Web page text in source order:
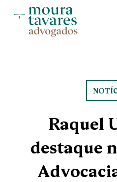
Raquel
destaque